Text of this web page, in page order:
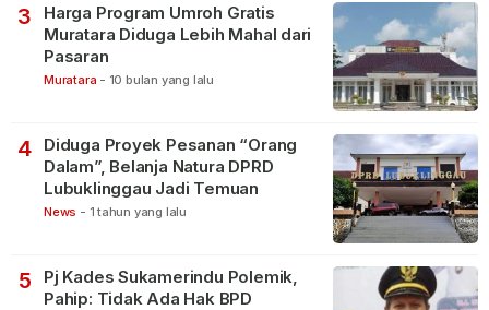
3
Harga Program Umroh Gratis
Muratara Diduga Lebih Mahal dari
Pasaran
Muratara - 10 bulan yang lalu
4
Diduga Proyek Pesanan “Orang
Dalam”, Belanja Natura DPRD
Lubuklinggau Jadi Temuan
News - 1 tahun yang lalu
5
Pj Kades Sukamerindu Polemik,
Pahip: Tidak Ada Hak BPD